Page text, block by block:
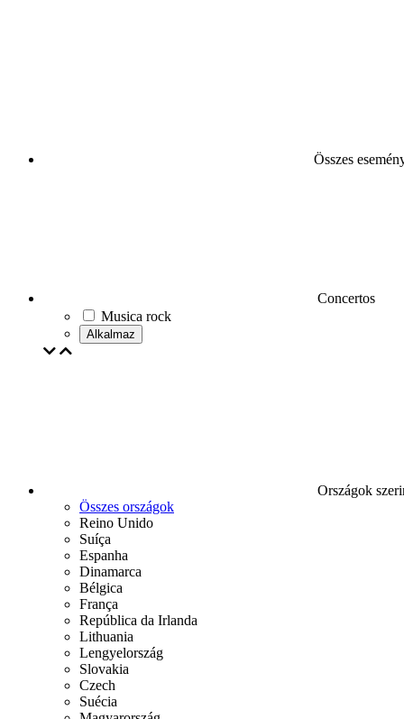
Összes
Concertos
Musica rock
Alkalmaz
Országok
Összes országok
Reino Unido
Suíça
Espanha
Dinamarca
Bélgica
França
República da Irlanda
Lithuania
Lengyelország
Slovakia
Czech
Suécia